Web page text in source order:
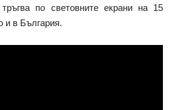
по световните екрани на 15
и в България.